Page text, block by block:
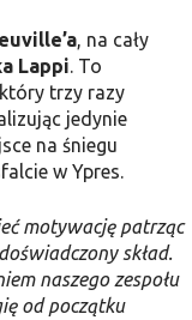
, na cały
Lappi. To
trzy razy
jedynie
na śniegu
w Ypres.
motywację patrząc
skład.
naszego zespołu
od początku